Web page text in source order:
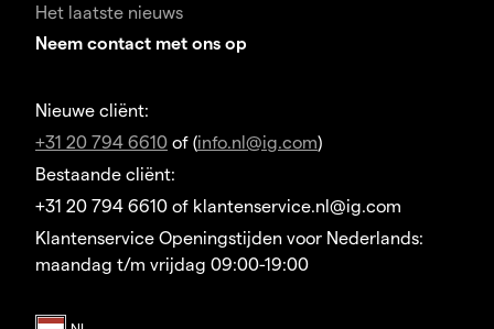
Het laatste nieuws
Neem contact met ons op
Nieuwe cliënt:
+31 20 794 6610 of (info.nl@ig.com)
Bestaande cliënt:
+31 20 794 6610 of klantenservice.nl@ig.com
Klantenservice Openingstijden voor Nederlands:
maandag t/m vrijdag 09:00-19:00